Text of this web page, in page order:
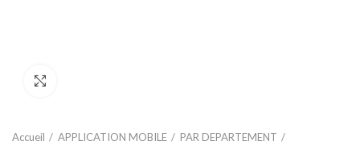
Accueil APPLICATION MOBILE
PAR DEPARTEMENT